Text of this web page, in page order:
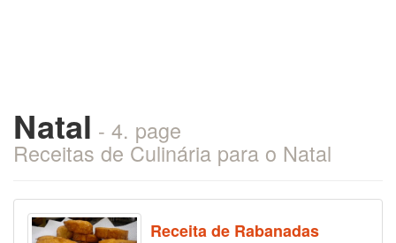
Natal - 4. page
Receitas de Culinária para o Natal
Receita de Rabanadas